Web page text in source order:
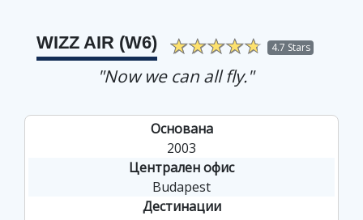
WIZZ AIR (W6) 4.7 Stars
"Now we can all fly."
Основана
2003
Централен офис
Budapest
Дестинации